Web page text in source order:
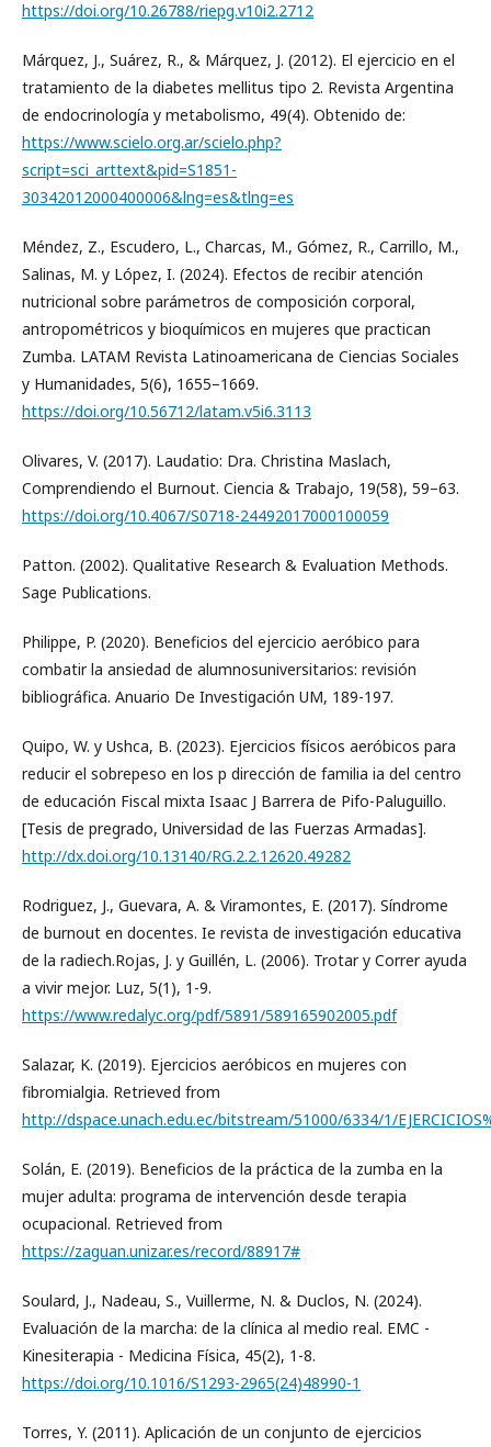
https://doi.org/10.26788/riepg.v10i2.2712
Márquez, J., Suárez, R., & Márquez, J. (2012). El ejercicio en el
tratamiento de la diabetes mellitus tipo 2. Revista Argentina
de endocrinología y metabolismo, 49(4). Obtenido de:
https://www.scielo.org.ar/scielo.php?
script=sci_arttext&pid=S1851-
30342012000400006&lng=es&tlng=es
Méndez, Z., Escudero, L., Charcas, M., Gómez, R., Carrillo, M.,
Salinas, M. y López, I. (2024). Efectos de recibir atención
nutricional sobre parámetros de composición corporal,
antropométricos y bioquímicos en mujeres que practican
Zumba. LATAM Revista Latinoamericana de Ciencias Sociales
y Humanidades, 5(6), 1655–1669.
https://doi.org/10.56712/latam.v5i6.3113
Olivares, V. (2017). Laudatio: Dra. Christina Maslach,
Comprendiendo el Burnout. Ciencia & Trabajo, 19(58), 59–63.
https://doi.org/10.4067/S0718-24492017000100059
Patton. (2002). Qualitative Research & Evaluation Methods.
Sage Publications.
Philippe, P. (2020). Beneficios del ejercicio aeróbico para
combatir la ansiedad de alumnosuniversitarios: revisión
bibliográfica. Anuario De Investigación UM, 189-197.
Quipo, W. y Ushca, B. (2023). Ejercicios físicos aeróbicos para
reducir el sobrepeso en los p dirección de familia ia del centro
de educación Fiscal mixta Isaac J Barrera de Pifo-Paluguillo.
[Tesis de pregrado, Universidad de las Fuerzas Armadas].
http://dx.doi.org/10.13140/RG.2.2.12620.49282
Rodriguez, J., Guevara, A. & Viramontes, E. (2017). Síndrome
de burnout en docentes. Ie revista de investigación educativa
de la radiech.Rojas, J. y Guillén, L. (2006). Trotar y Correr ayuda
a vivir mejor. Luz, 5(1), 1-9.
https://www.redalyc.org/pdf/5891/589165902005.pdf
Salazar, K. (2019). Ejercicios aeróbicos en mujeres con
fibromialgia. Retrieved from
http://dspace.unach.edu.ec/bitstream/51000/6334/1/
Solán, E. (2019). Beneficios de la práctica de la zumba en la
mujer adulta: programa de intervención desde terapia
ocupacional. Retrieved from
https://zaguan.unizar.es/record/88917#
Soulard, J., Nadeau, S., Vuillerme, N. & Duclos, N. (2024).
Evaluación de la marcha: de la clínica al medio real. EMC -
Kinesiterapia - Medicina Física, 45(2), 1-8.
https://doi.org/10.1016/S1293-2965(24)48990-1
Torres, Y. (2011). Aplicación de un conjunto de ejercicios